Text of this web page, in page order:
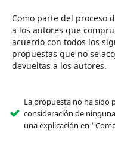
Como parte del proceso
a los autores que
acuerdo con todos los
propuestas que no se
devueltas a los autores.
La propuesta no ha sido
consideración de
una explicación en